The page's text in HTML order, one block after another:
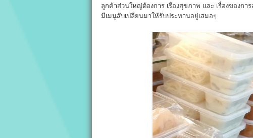
ลูกค้าส่วนใหญ่ต้องการ เรื่องสุขภาพ และ เรื่องของก
มีเมนูสับเปลี่ยนมาให้รับประทานอยู่เสมอๆ